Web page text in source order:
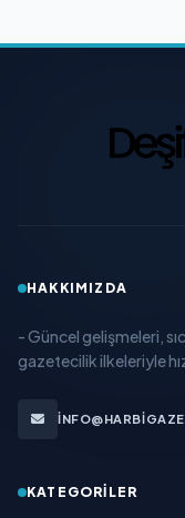
HAKKIMIZDA
- Güncel gelişmeleri,
gazetecilik ilkeleriyle
KATEGORILER